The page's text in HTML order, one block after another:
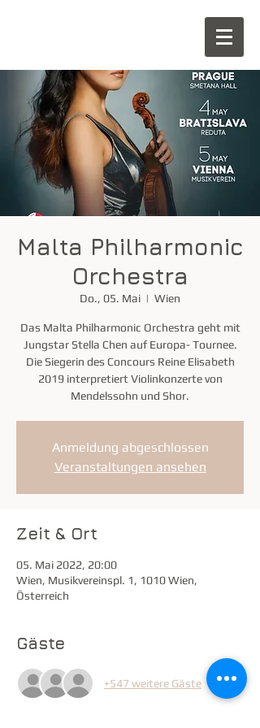
Malta Philharmonic
Orchestra
Do., 05. Mai
  |
Wien
Das Malta Philharmonic Orchestra geht mit
Jungstar Stella Chen auf Europa- Tournee.
Die Siegerin des Concours Reine Elisabeth
2019 interpretiert Violinkonzerte von
Anmeldung abgeschlossen
Veranstaltungen ansehen
Zeit & Ort
05. Mai 2022, 20:00
Wien, Musikvereinspl. 1, 1010 Wien,
Österreich
Gäste
+547 weitere Gäste